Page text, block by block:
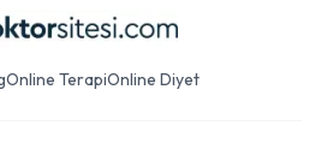
Online TerapiOnline Diyet